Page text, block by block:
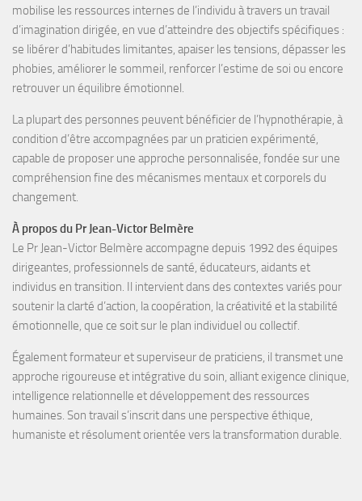
mobilise les ressources internes de l’individu à travers un travail
d’imagination dirigée, en vue d’atteindre des objectifs spécifiques :
se libérer d’habitudes limitantes, apaiser les tensions, dépasser les
phobies, améliorer le sommeil, renforcer l’estime de soi ou encore
retrouver un équilibre émotionnel.
La plupart des personnes peuvent bénéficier de l’hypnothérapie, à
condition d’être accompagnées par un praticien expérimenté,
capable de proposer une approche personnalisée, fondée sur une
compréhension fine des mécanismes mentaux et corporels du
changement.
À propos du Pr Jean-Victor Belmère
Le Pr Jean-Victor Belmère accompagne depuis 1992 des équipes
dirigeantes, professionnels de santé, éducateurs, aidants et
individus en transition. Il intervient dans des contextes variés pour
soutenir laclarté d’action, la coopération, la créativité et la stabilité
émotionnelle, que ce soit sur le plan individuel ou collectif.
Égalementformateur etsuperviseur de praticiens, il transmet une
approche rigoureuse et intégrative du soin, alliant exigence clinique,
intelligence relationnelle et développement des ressources
humaines. Son travail s’inscrit dans une perspective éthique,
humaniste et résolument orientée vers la transformation durable.